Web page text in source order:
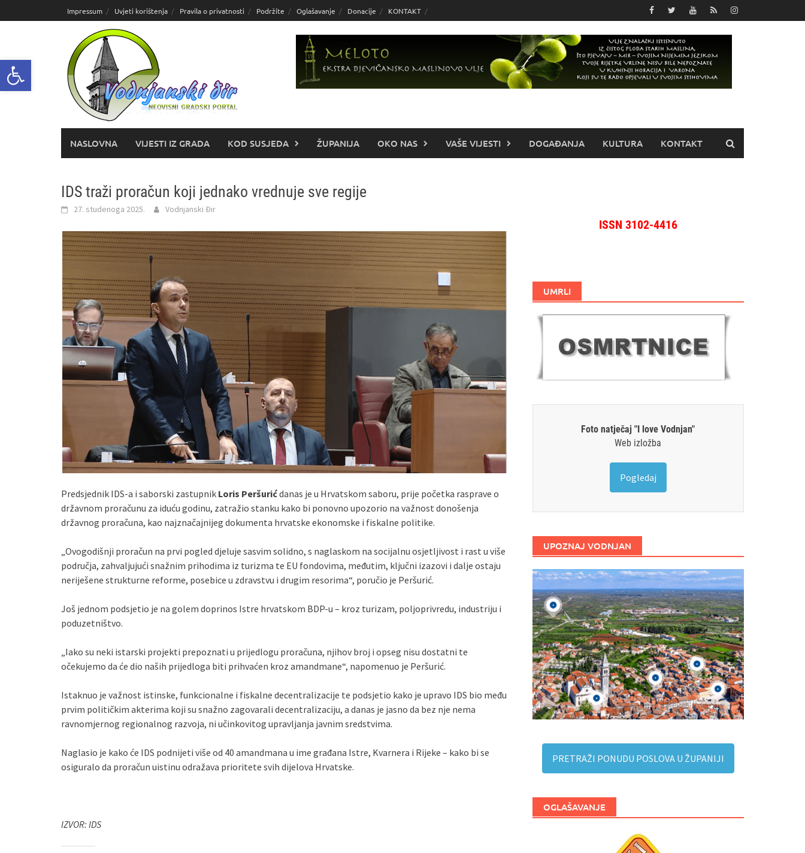
Open toolbar
do
Impressum Uvjeti korištenja Pravila o privatnosti Podržite Oglašavanje Donacije KONTAKT
NASLOVNA VIJESTI IZ GRADA KOD SUSJEDA ŽUPANIJA OKO NAS VAŠE VIJESTI DOGAĐANJA KULTURA KONTAKT
IDS traži proračun koji jednako vrednuje sve regije
27. studenoga 2025. Vodnjanski Đir
Predsjednik IDS-a i saborski zastupnik Loris Peršurićdanas je u Hrvatskom saboru, prije početka rasprave o
državnom proračunu za iduću godinu, zatražio stanku kako bi ponovno upozorio na važnost donošenja
državnog proračuna, kao najznačajnijeg dokumenta hrvatske ekonomske i fiskalne politike.
„Ovogodišnji proračun na prvi pogled djeluje sasvim solidno, s naglaskom na socijalnu osjetljivost i rast u više
područja, zahvaljujući snažnim prihodima iz turizma te EU fondovima, međutim, ključni izazovi i dalje ostaju
neriješene strukturne reforme, posebice u zdravstvu i drugim resorima“, poručio je Peršurić.
Još jednom podsjetio je na golem doprinos Istre hrvatskom BDP-u – kroz turizam, poljoprivredu, industriju i
poduzetništvo.
„Iako su neki istarski projekti prepoznati u prijedlogu proračuna, njihov broj i opseg nisu dostatni te
očekujemo da će dio naših prijedloga biti prihvaćen kroz amandmane“, napomenuo je Peršurić.
Istaknuo je važnost istinske, funkcionalne i fiskalne decentralizacije te podsjetio kako je upravo IDS bio među
prvim političkim akterima koji su snažno zagovarali decentralizaciju, a danas je jasno da bez nje nema
ravnomjernog regionalnog razvoja, ni učinkovitog upravljanja javnim sredstvima.
Naglasio je kako će IDS podnijeti više od 40 amandmana u ime građana Istre, Kvarnera i Rijeke – kako bi se
osiguralo da proračun uistinu odražava prioritete svih dijelova Hrvatske.
IZVOR: IDS
ISSN 3102-4416
UMRLI
Foto natječaj "I love Vodnjan"
Web izložba
Pogledaj
UPOZNAJ VODNJAN
PRETRAŽI PONUDU POSLOVA U ŽUPANIJI
OGLAŠAVANJE